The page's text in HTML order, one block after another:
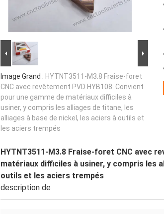
Image Grand : HYTNT3511-M3.8 Fraise-foret
CNC avec revêtement PVD HYB108. Convient
pour une gamme de matériaux difficiles à
usiner, y compris les alliages de titane, les
alliages à base de nickel, les aciers à outils et
les aciers trempés
HYTNT3511-M3.8 Fraise-foret CNC avec
matériaux difficiles à usiner, y compris les
outils et les aciers trempés
description de